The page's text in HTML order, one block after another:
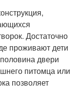
Достаточно
проживают дети
двери
питомца или
позволяет